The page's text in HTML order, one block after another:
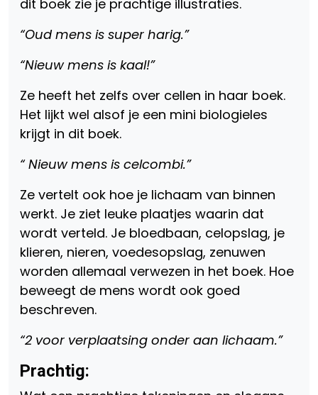
dit boek zie je prachtige illustraties.
“Oud mens is super harig.”
“Nieuw mens is kaal!”
Ze heeft het zelfs over cellen in haar boek.
Het lijkt wel alsof je een mini biologieles
krijgt in dit boek.
“ Nieuw mens is celcombi.”
Ze vertelt ook hoe je lichaam van binnen
werkt. Je ziet leuke plaatjes waarin dat
wordt verteld. Je bloedbaan, celopslag, je
klieren, nieren, voedesopslag, zenuwen
worden allemaal verwezen in het boek. Hoe
beweegt de mens wordt ook goed
beschreven.
“2 voor verplaatsing onder aan lichaam.”
Prachtig: